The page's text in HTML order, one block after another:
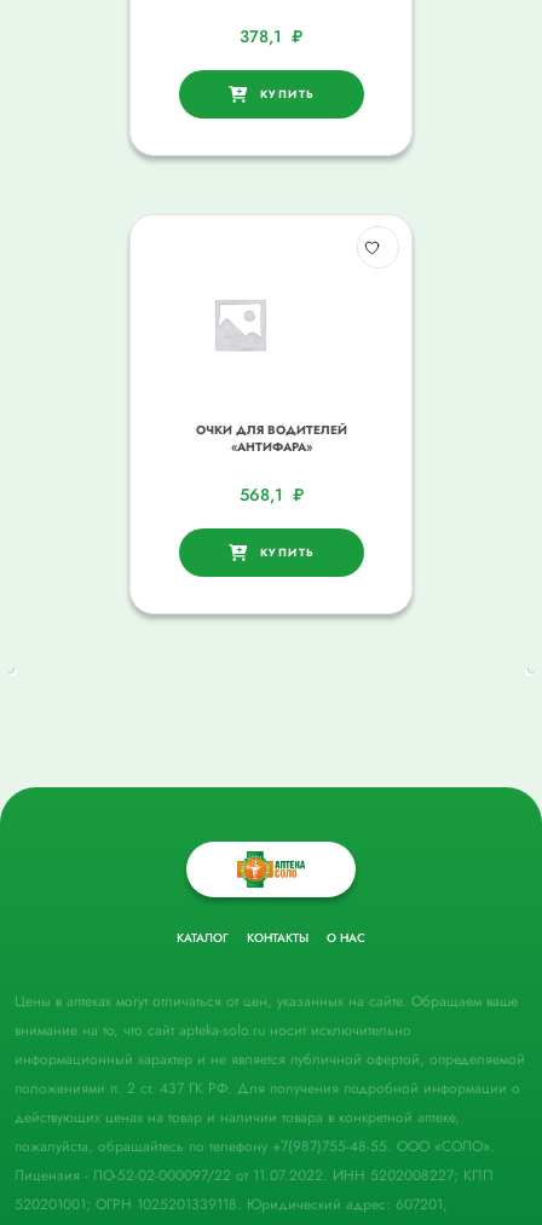
378,1 ₽
КУПИТЬ
ОЧКИ ДЛЯ ВОДИТЕЛЕЙ
«АНТИФАРА»
568,1 ₽
КУПИТЬ
КАТАЛОГ КОНТАКТЫ О НАС
Цены в аптеках могут отличаться от цен, указанных на сайте. Обращаем ваше
внимание на то, что сайт apteka-solo.ru носит исключительно
информационный характер и не является публичной офертой, определяемой
положениями п. 2 ст. 437 ГК РФ. Для получения подробной информации о
действующих ценах на товар и наличии товара в конкретной аптеке,
пожалуйста, обращайтесь по телефону +7(987)755-48-55. ООО «СОЛО».
Лицензия - ЛО-52-02-000097/22 от 11.07.2022. ИНН 5202008227; КПП
520201001; ОГРН 1025201339118. Юридический адрес: 607201,